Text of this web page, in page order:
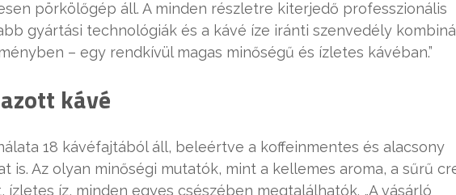
pörkölőgép áll. A minden részletre kiterjedő professzionális
gyártási technológiák és a kávé íze iránti szenvedély
– egy rendkívül magas minőségű és ízletes kávéban.”
kávé
18 kávéfajtából áll, beleértve a koffeinmentes és alacsony
is. Az olyan minőségi mutatók, mint a kellemes aroma, a sűrű
ízletes íz, minden egyes csészében megtalálhatók. „A vásárló